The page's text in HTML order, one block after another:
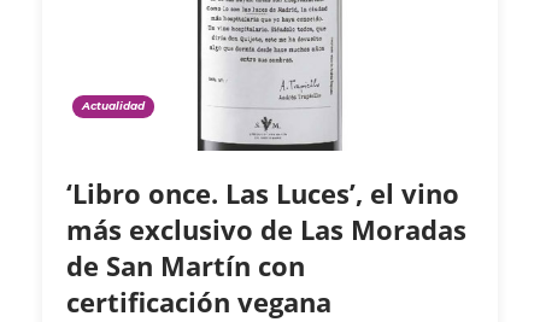
Actualidad
‘Libro once. Las Luces’, el vino
más exclusivo de Las Moradas
de San Martín con
certificación vegana